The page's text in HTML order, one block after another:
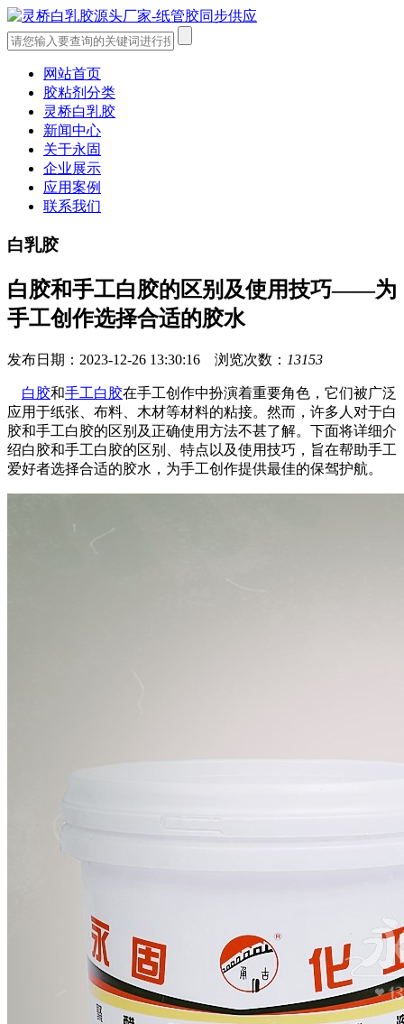
网站首页
胶粘剂分类
灵桥白乳胶
新闻中心
关于永固
企业展示
应用案例
联系我们
白乳胶
白胶和手工白胶的区别及使用技巧——为
手工创作选择合适的胶水
发布日期：2023-12-26 13:30:16 浏览次数： 13153
白胶和手工白胶在手工创作中扮演着重要角色，它们被广泛
应用于纸张、布料、木材等材料的粘接。然而，许多人对于白
胶和手工白胶的区别及正确使用方法不甚了解。下面将详细介
绍白胶和手工白胶的区别、特点以及使用技巧，旨在帮助手工
爱好者选择合适的胶水，为手工创作提供最佳的保驾护航。